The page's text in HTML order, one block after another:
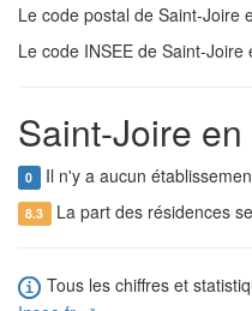
Le code postal de Saint-Joire
Le code INSEE de Saint-Joire
Saint-Joire
0 Il n'y a aucun
8.3 La part des résidences
Tous les chiffres et